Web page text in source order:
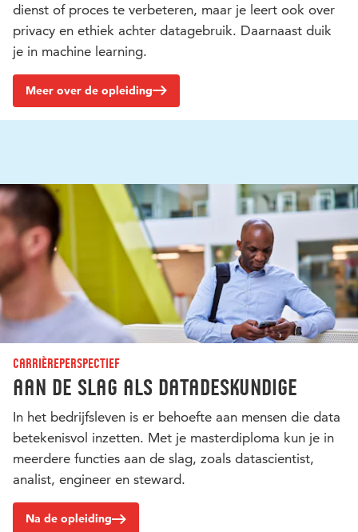
dienst of proces te verbeteren, maar je leert ook over
privacy en ethiek achter datagebruik. Daarnaast duik
je in machine learning.
Meer over de opleiding
Carrièreperspectief
Aan de slag als datadeskundige
In het bedrijfsleven is er behoefte aan mensen die data
betekenisvol inzetten. Met je masterdiploma kun je in
meerdere functies aan de slag, zoals datascientist,
analist, engineer en steward.
Na de opleiding